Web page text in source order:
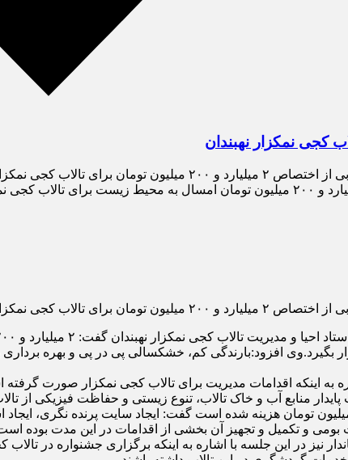
سرپرست حفاظت محیط زیست خراسان جنوبی از اختصاص ۲
خراسان جنوبی خبر داد.
با بیان اینکه از سال ۹۱، ۸ میلیارد و ۵۳۳ میلیون تومان هزینه شده است گفت:
بومی و تکمیل و تجهیز آن بخشی از اقدامات در این مدت بوده
نیز در این جلسه با اشاره به اینکه برگزاری جشنواره در